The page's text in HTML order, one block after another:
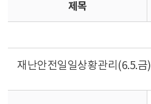
제목
재난안전일일상황관리(6.5.금)